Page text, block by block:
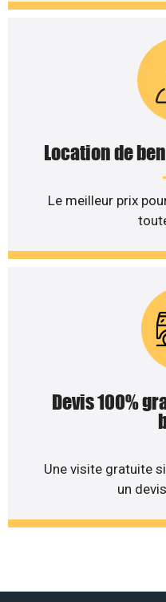
Location de
Le meilleur prix
Devis 100%
Une visite gratuite
un